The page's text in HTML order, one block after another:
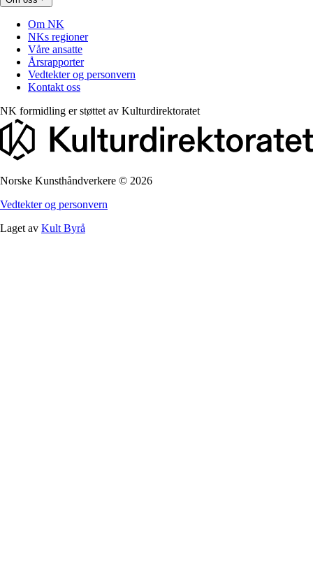
Om NK
NKs regioner
Våre ansatte
Årsrapporter
Vedtekter og personvern
Kontakt oss
NK formidling er støttet av Kulturdirektoratet
Norske Kunsthåndverkere © 2026
Vedtekter og personvern
Laget av Kult Byrå